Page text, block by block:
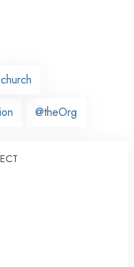
@theOrg